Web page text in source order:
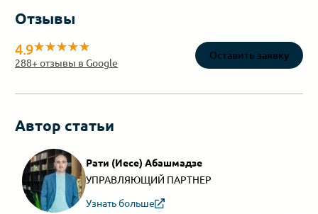
Отзывы
4.9
288+ отзывы в Google
Оставить заявку
Автор статьи
Рати (Иесе) Абашмадзе
УПРАВЛЯЮЩИЙ ПАРТНЕР
Узнать больше